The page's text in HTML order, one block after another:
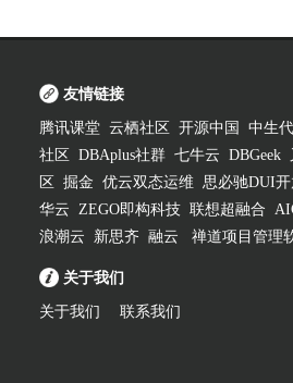
友情链接
腾讯课堂 云栖社区 开源中国 中生
社区
DBAplus社群 七牛云 DBGeek
区
掘金 优云双态运维 思必驰DUI
华云 ZEGO即构科技 联想超融合
浪潮云
新思齐 融云 禅道项目管理
关于我们
关于我们 联系我们